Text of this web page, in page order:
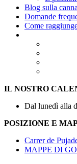
Blog sulla
Domande
Come
IL NOSTRO
Dal lunedì alla
POSIZIONE E
Carrer de
MAPPE DI